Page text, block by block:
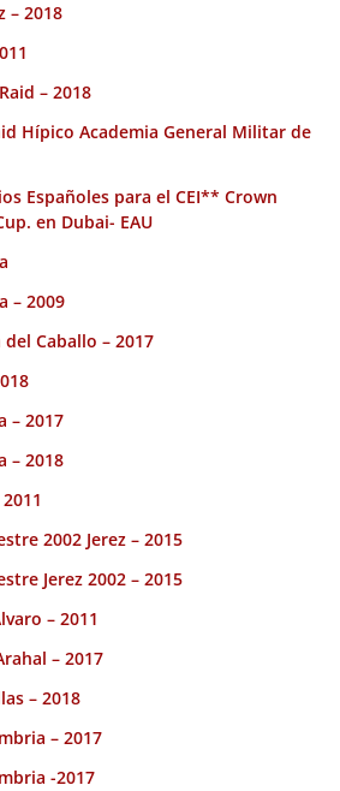
– 2018
– 2018
Hípico Academia General Militar de
Españoles para el CEI** Crown
en Dubai- EAU
– 2009
Caballo – 2017
– 2017
– 2018
2002 Jerez – 2015
Jerez 2002 – 2015
– 2011
– 2017
– 2018
– 2017
-2017